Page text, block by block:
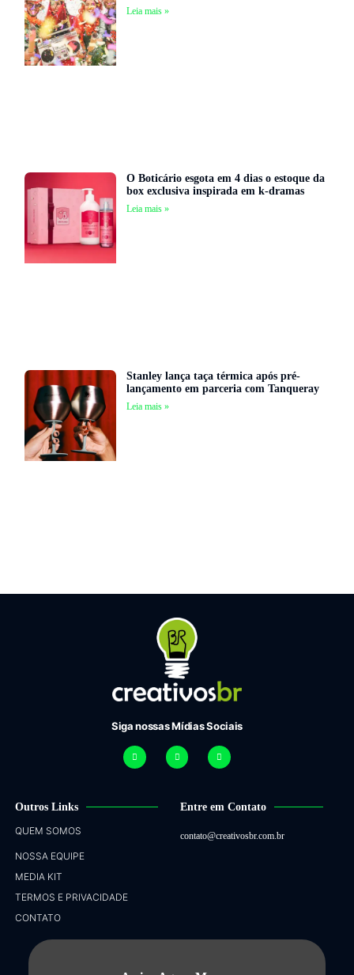
Leia mais »
O Boticário esgota em 4 dias o estoque da
box exclusiva inspirada em k-dramas
Leia mais »
Stanley lança taça térmica após pré-
lançamento em parceria com Tanqueray
Leia mais »
Siga nossas Mídias Sociais
Outros Links
QUEM SOMOS
NOSSA EQUIPE
MEDIA KIT
TERMOS E PRIVACIDADE
CONTATO
Entre em Contato
contato@creativosbr.com.br